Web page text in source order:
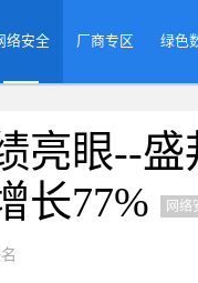
络安全 厂商专区 绿色
亮眼--
长77%
网络